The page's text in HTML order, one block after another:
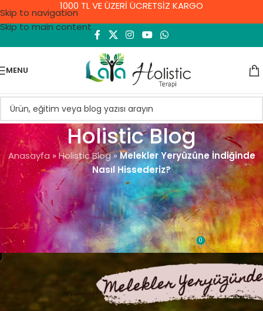
Skip to navigation
Skip to main content
1000 TL VE ÜZERİ ÜCRETSİZ KARGO
MENU
Holistic Blog
Anasayfa» Holistic Blog»Melekler Yeryüzüne İndiğinde
Nasıl Hissederiz?
GENEL
Melekler Yeryüzüne İndiğinde
Nasıl Hissederiz?
Demet YıldırımOn 10 Eylül 2021 0